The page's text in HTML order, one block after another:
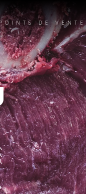
POINTS DE VENTE